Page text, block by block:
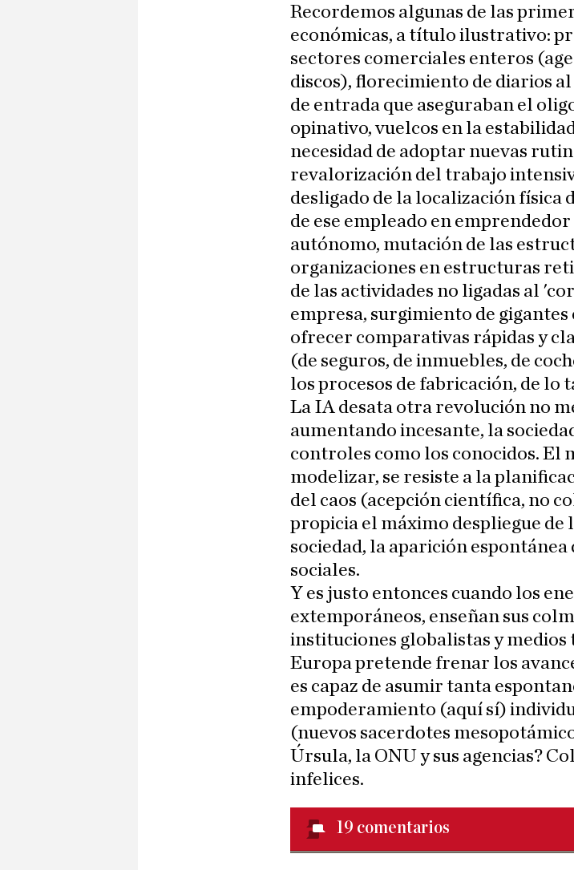
Recordemos algunas de las
económicas, a título ilustrativo:
sectores comerciales enteros
discos), florecimiento de diarios
de entrada que aseguraban el
opinativo, vuelcos en la
necesidad de adoptar nuevas
revalorización del trabajo
desligado de la localización física
de ese empleado en
autónomo, mutación de las
organizaciones en estructuras
de las actividades no ligadas al
empresa, surgimiento de gigantes
ofrecer comparativas rápidas y
(de seguros, de inmuebles, de
los procesos de fabricación, de lo
La IA desata otra revolución no
aumentando incesante, la
controles como los conocidos. El
modelizar, se resiste a la
del caos (acepción científica, no
propicia el máximo despliegue de
sociedad, la aparición espontánea
sociales.
Y es justo entonces cuando los
extemporáneos, enseñan sus
instituciones globalistas y medios
Europa pretende frenar los
es capaz de asumir tanta
empoderamiento (aquí sí)
(nuevos sacerdotes
Úrsula, la ONU y sus agencias?
infelices.
19 comentarios